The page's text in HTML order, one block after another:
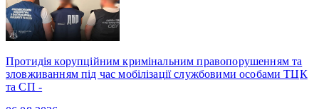
Протидія корупційним кримінальним правопорушенням та
зловживанням під час мобілізації службовими особами ТЦК
та СП -